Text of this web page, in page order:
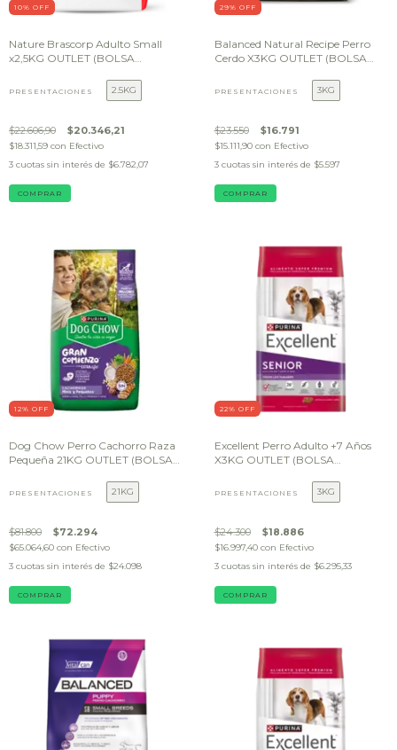
10% OFF
Nature Brascorp Adulto Small
x2,5KG OUTLET (BOLSA
PRESENTACIONES 2.5KG
$22.606,90 $20.346,21
$18.311,59 con Efectivo
3 cuotas sin interés de $6.782,07
COMPRAR
29% OFF
Balanced Natural Recipe Perro
Cerdo X3KG OUTLET (BOLSA
PRESENTACIONES 3KG
$23.550 $16.791
$15.111,90 con Efectivo
3 cuotas sin interés de $5.597
COMPRAR
12% OFF
Dog Chow Perro Cachorro Raza
Pequeña 21KG OUTLET (BOLSA
PRESENTACIONES 21KG
$81.800 $72.294
$65.064,60 con Efectivo
3 cuotas sin interés de $24.098
COMPRAR
22% OFF
Excellent Perro Adulto +7 Años
X3KG OUTLET (BOLSA
PRESENTACIONES 3KG
$24.300 $18.886
$16.997,40 con Efectivo
3 cuotas sin interés de $6.295,33
COMPRAR